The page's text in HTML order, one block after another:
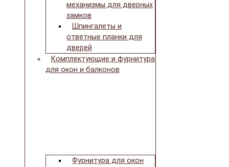
механизмы для дверных
замков
Шпингалеты и
ответные планки для
дверей
Комплектующие и фурнитура
для окон и балконов
Фурнитура для окон